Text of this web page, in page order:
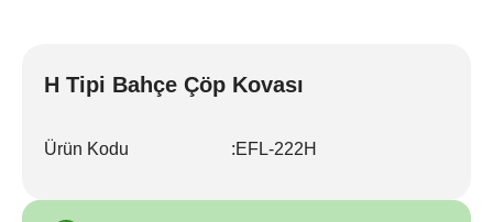
H Tipi Bahçe Çöp Kovası
Ürün Kodu :EFL-222H